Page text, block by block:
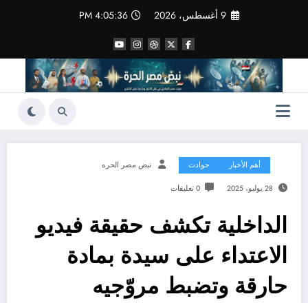
9 أغسطس، 2026 4:05:37 PM
أهم الأخبار حوادث نبض مصر الحره
28 يوليو، 2025 0 تعليقات
الداخلية تكشف حقيقة فيديو
الاعتداء على سيدة بمادة
حارقة وتضبط مروّجيه